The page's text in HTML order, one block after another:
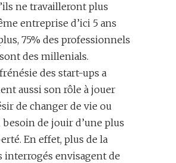
ne travailleront plus
entreprise d’ici 5 ans
75% des professionnels
des millenials.
des start-ups a
aussi son rôle à jouer
de changer de vie ou
de jouir d’une plus
En effet, plus de la
interrogés envisagent de